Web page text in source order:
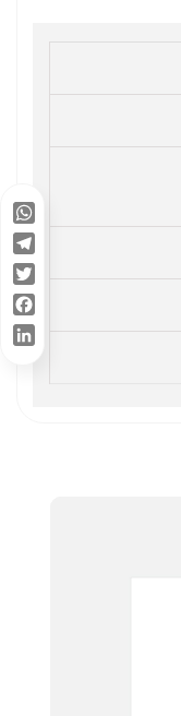
WhatsApp
Telegram
Twitter
Facebook
LinkedIn